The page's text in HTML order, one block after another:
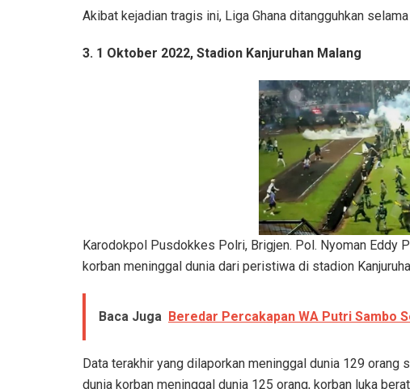
Akibat kejadian tragis ini, Liga Ghana ditangguhkan
3. 1 Oktober 2022, Stadion Kanjuruhan Malang
Karodokpol Pusdokkes Polri, Brigjen. Pol. Nyoman Eddy
korban meninggal dunia dari peristiwa di stadion
Baca Juga Beredar Percakapan WA Putri Sambo
Data terakhir yang dilaporkan meninggal dunia 129
dunia korban meninggal dunia 125 orang, korban luka